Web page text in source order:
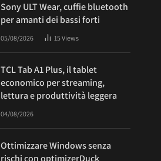
Sony ULT Wear, cuffie bluetooth
per amanti dei bassi forti
05/08/2026 15Views
TCL Tab A1 Plus, il tablet
economico per streaming,
lettura e produttività leggera
04/08/2026
Ottimizzare Windows senza
rischi con optimizerDuck